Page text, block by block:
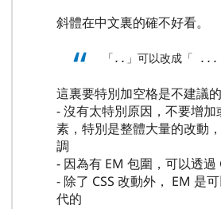
斜體在中文裏的確不好看。
「 .. 」可以改成「 ...
這裏要特別加空格是不建議的
- 沒有太特別原因，不要增
素，特別是整體大量的改動
調
- 因為有 EM 包圍，可以透過
- 除了 CSS 改動外， EM 是
代的